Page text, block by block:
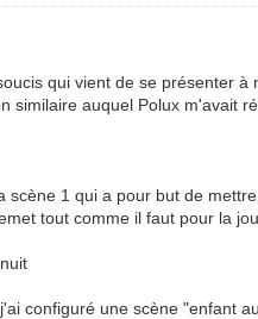
qui vient de se présenter à
similaire auquel Polux m'avait
scène 1 qui a pour but de
tout comme il faut pour la
configuré une scène "enfant